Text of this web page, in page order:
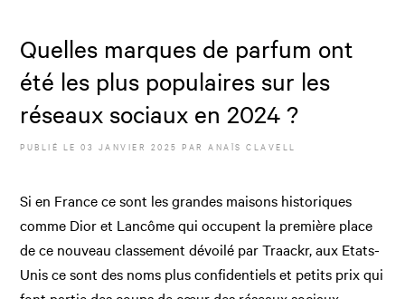
Quelles marques de parfum ont
été les plus populaires sur les
réseaux sociaux en 2024 ?
PUBLIÉ LE03 JANVIER 2025 PARANAÏS CLAVELL
Si en France ce sont les grandes maisons historiques
comme Dior et Lancôme qui occupent la première place
de ce nouveau classement dévoilé par Traackr, aux Etats-
Unis ce sont des noms plus confidentiels et petits prix qui